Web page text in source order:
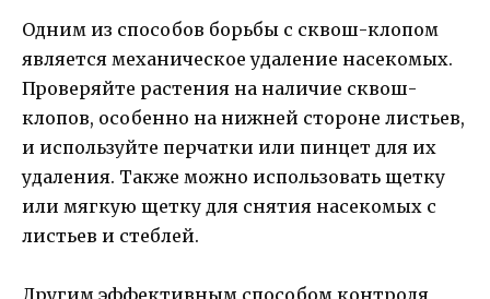
Одним из способов борьбы с сквош-клопом
является механическое удаление насекомых.
Проверяйте растения на наличие сквош-
клопов, особенно на нижней стороне листьев,
и используйте перчатки или пинцет для их
удаления. Также можно использовать щетку
или мягкую щетку для снятия насекомых с
листьев и стеблей.